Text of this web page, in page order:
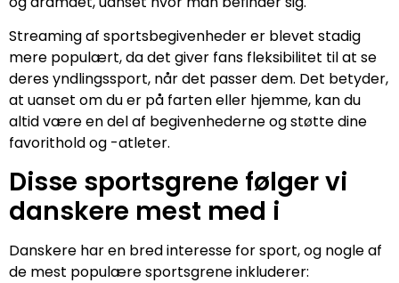
Streaming af sportsbegivenheder er blevet stadig
mere populært, da det giver fans fleksibilitet til at se
deres yndlingssport, når det passer dem. Det betyder,
at uanset om du er på farten eller hjemme, kan du
altid være en del af begivenhederne og støtte dine
favorithold og -atleter.
Disse sportsgrene følger vi
danskere mest med i
Danskere har en bred interesse for sport, og nogle af
de mest populære sportsgrene inkluderer: